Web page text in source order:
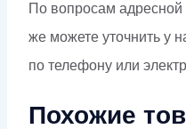
По вопросам адресной
же можете уточнить у
по телефону или
Похожие